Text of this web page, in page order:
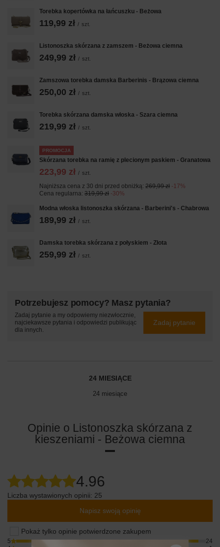
Torebka kopertówka na łańcuszku - Beżowa
119,99 zł / szt.
Listonoszka skórzana z zamszem - Beżowa ciemna
249,99 zł / szt.
Zamszowa torebka damska Barberinis - Brązowa ciemna
250,00 zł / szt.
Torebka skórzana damska włoska - Szara ciemna
219,99 zł / szt.
PROMOCJA
Skórzana torebka na ramię z plecionym paskiem - Granatowa
223,99 zł / szt.
Najniższa cena z 30 dni przed obniżką: 269,99 zł -17%
Cena regularna: 319,99 zł -30%
Modna włoska listonoszka skórzana - Barberini's - Chabrowa
189,99 zł / szt.
Damska torebka skórzana z połyskiem - Złota
259,99 zł / szt.
Potrzebujesz pomocy? Masz pytania?
Zadaj pytanie a my odpowiemy niezwłocznie,
najciekawsze pytania i odpowiedzi publikując
dla innych.
Zadaj pytanie
24 MIESIĄCE
24 miesiące
Opinie o Listonoszka skórzana z
kieszeniami - Beżowa ciemna
4.96
Liczba wystawionych opinii: 25
Napisz swoją opinię
Pokaż tylko opinie potwierdzone zakupem
5
24